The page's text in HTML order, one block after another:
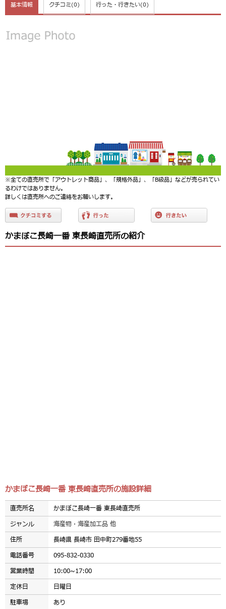
基本情報 クチコミ(0) 行った・行きたい(0)
※全ての直売所で「アウトレット商品」、「規格外品」、「B級品」などが売られてい
るわけではありません。
詳しくは直売所へのご連絡をお願いします。
かまぼこ長崎一番 東長崎直売所の紹介
かまぼこ長崎一番 東長崎直売所の施設詳細
直売所名
かまぼこ長崎一番 東長崎直売所
ジャンル
海産物・海産加工品 他
住所
長崎県 長崎市 田中町279番地55
電話番号
095-832-0330
営業時間
10:00~17:00
定休日
日曜日
駐車場
あり